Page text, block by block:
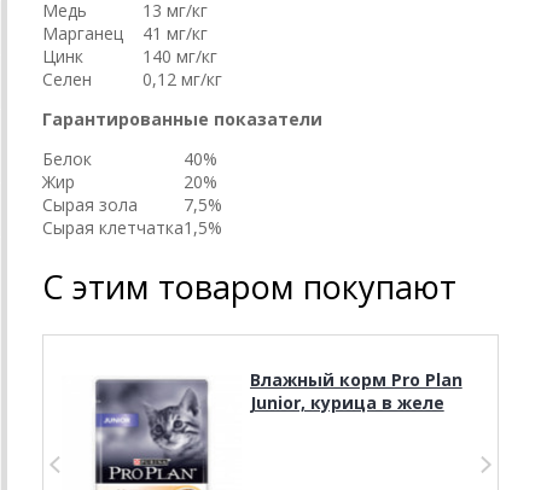
Медь
13 мг/кг
Марганец
41 мг/кг
Цинк
140 мг/кг
Селен
0,12 мг/кг
Гарантированные показатели
Белок
40%
Жир
20%
Сырая зола
7,5%
Сырая клетчатка1,5%
С этим товаром покупают
Влажный корм Pro Plan
Junior, курица в желе